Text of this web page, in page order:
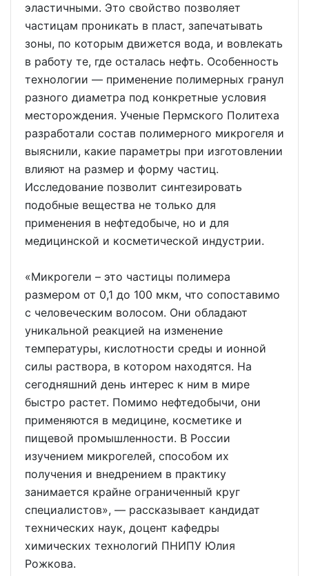
эластичными. Это свойство позволяет
частицам проникать в пласт, запечатывать
зоны, по которым движется вода, и вовлекать
в работу те, где осталась нефть. Особенность
технологии — применение полимерных гранул
разного диаметра под конкретные условия
месторождения. Ученые Пермского Политеха
разработали состав полимерного микрогеля и
выяснили, какие параметры при изготовлении
влияют на размер и форму частиц.
Исследование позволит синтезировать
подобные вещества не только для
применения в нефтедобыче, но и для
медицинской и косметической индустрии.
«Микрогели – это частицы полимера
размером от 0,1 до 100 мкм, что сопоставимо
с человеческим волосом. Они обладают
уникальной реакцией на изменение
температуры, кислотности среды и ионной
силы раствора, в котором находятся. На
сегодняшний день интерес к ним в мире
быстро растет. Помимо нефтедобычи, они
применяются в медицине, косметике и
пищевой промышленности. В России
изучением микрогелей, способом их
получения и внедрением в практику
занимается крайне ограниченный круг
специалистов», — рассказывает кандидат
технических наук, доцент кафедры
химических технологий ПНИПУ Юлия
Рожкова.